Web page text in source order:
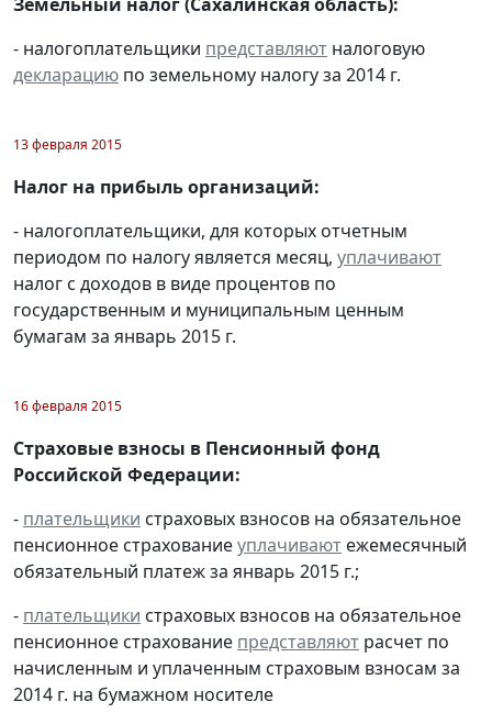
- налогоплательщики представляют налоговую
декларацию по земельному налогу за 2014 г.
13 февраля 2015
Налог на прибыль организаций:
- налогоплательщики, для которых отчетным
периодом по налогу является месяц, уплачивают
налог с доходов в виде процентов по
государственным и муниципальным ценным
бумагам за январь 2015 г.
16 февраля 2015
Страховые взносы в Пенсионный фонд
Российской Федерации:
- плательщики страховых взносов на обязательное
пенсионное страхованиеуплачивают ежемесячный
обязательный платеж за январь 2015 г.;
- плательщики страховых взносов на обязательное
пенсионное страхование представляют расчет по
начисленным и уплаченным страховым взносам за
2014 г. на бумажном носителе